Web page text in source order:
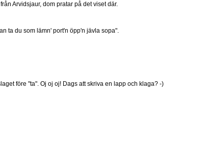
Arvidsjaur, dom pratar på det viset där.
ta du som lämn' port'n öpp'n jävla sopa".
före "ta". Oj oj oj! Dags att skriva en lapp och klaga? -)